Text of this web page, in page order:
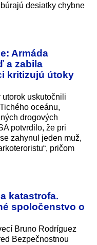
desiatky chybne
Armáda
a zabila
kritizujú útoky
uskutočnili
oceánu,
drogových
potvrdilo, že pri
zahynul jeden muž,
pričom
katastrofa.
spoločenstvo o
Bruno Rodríguez
Bezpečnostnou